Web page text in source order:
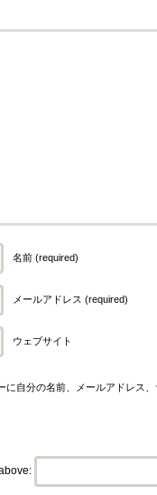
名前 (required)
メールアドレス (required)
ウェブサイト
に自分の名前、メールアドレス